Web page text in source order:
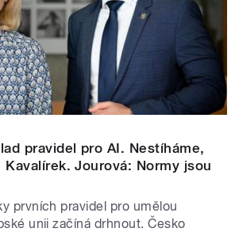
pravidel pro AI. Nestíháme,
Jourová: Normy jsou
prvních pravidel pro umělou
unii začíná drhnout. Česko